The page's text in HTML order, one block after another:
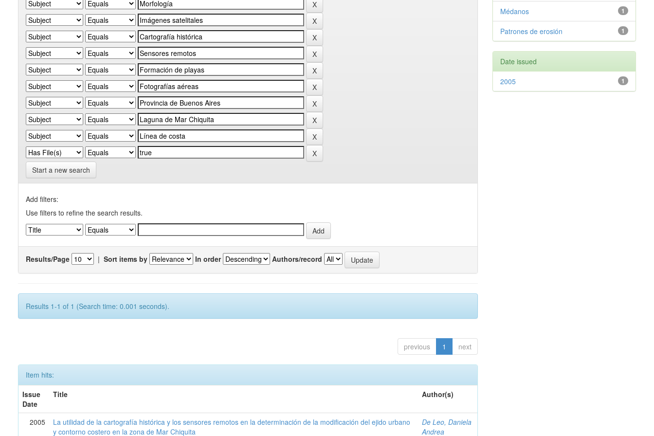
Start a new search
Add filters:
Use filters to refine the search results.
Results/Page | Sort items by In order Authors/record
Results 1-1 of 1 (Search time: 0.001 seconds).
previous 1 next
Item hits:
Issue
Date
Title Author(s)
2005
La utilidad de la cartografía histórica y los sensores remotos en la determinación de la modificación del ejido urbano
y contorno costero en la zona de Mar Chiquita
De Leo, Daniela
Andrea
1
Médanos
1
Patrones de erosión
Date issued
1
2005